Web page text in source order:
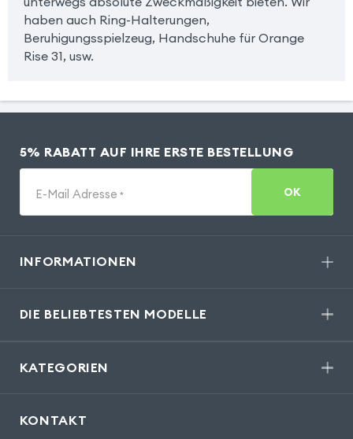
haben auch Ring-Halterungen,
Beruhigungsspielzeug, Handschuhe für Orange
Rise 31, usw.
5% RABATT AUF IHRE ERSTE BESTELLUNG
E-Mail Adresse * OK
INFORMATIONEN
DIE BELIEBTESTEN MODELLE
KATEGORIEN
KONTAKT